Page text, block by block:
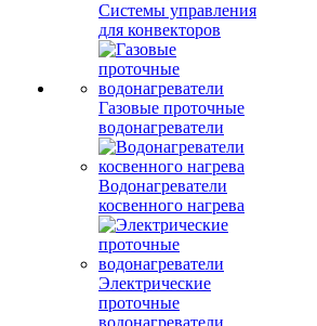
Системы управления
для конвекторов
Газовые проточные
водонагреватели
Водонагреватели
косвенного нагрева
Электрические
проточные
водонагреватели